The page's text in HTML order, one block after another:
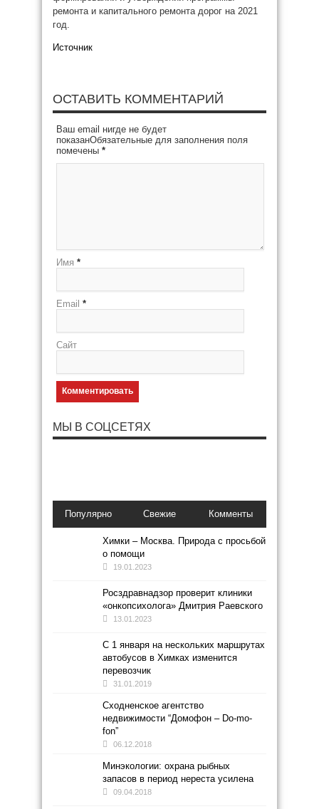
ремонта и капитального ремонта дорог на 2021
год.
Источник
ОСТАВИТЬ КОММЕНТАРИЙ
Ваш email нигде не будет
показанОбязательные для заполнения поля
помечены *
Имя *
Email *
Сайт
МЫ В СОЦСЕТЯХ
Популярно Свежие Комменты
Химки – Москва. Природа с просьбой
о помощи
19.01.2023
Росздравнадзор проверит клиники
«онкопсихолога» Дмитрия Раевского
13.01.2023
С 1 января на нескольких маршрутах
автобусов в Химках изменится
перевозчик
31.01.2019
Сходненское агентство
недвижимости “Домофон – Do-mo-
fon”
06.12.2018
Минэкологии: охрана рыбных
запасов в период нереста усилена
09.04.2018